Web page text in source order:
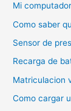
Mi
Como saber
Sensor de
Recarga de
Matriculacion
Como cargar